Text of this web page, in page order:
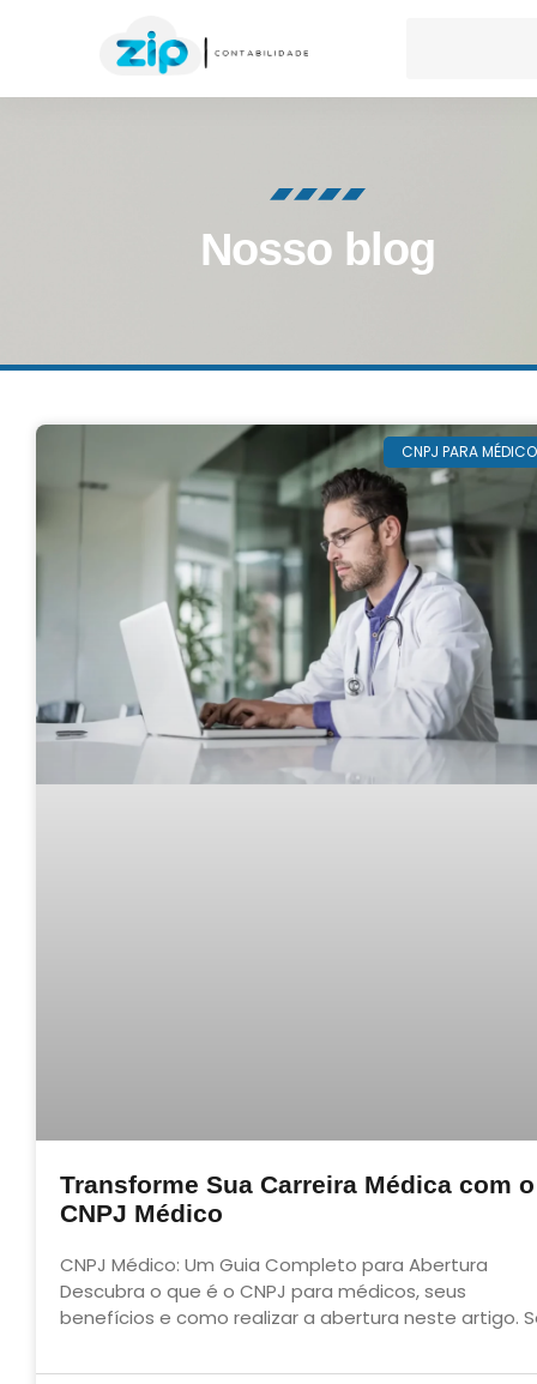
Nosso blog
CNPJ PARA
Transforme Sua Carreira Médica com o
CNPJ Médico
CNPJ Médico: Um Guia Completo para Abertura
Descubra o que é o CNPJ para médicos, seus
benefícios e como realizar a abertura neste artigo.